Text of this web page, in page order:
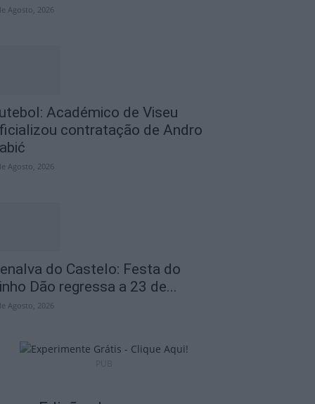
Agosto, 2026
Académico de Viseu
contratação de Andro
Agosto, 2026
do Castelo: Festa do
Dão regressa a 23 de...
Agosto, 2026